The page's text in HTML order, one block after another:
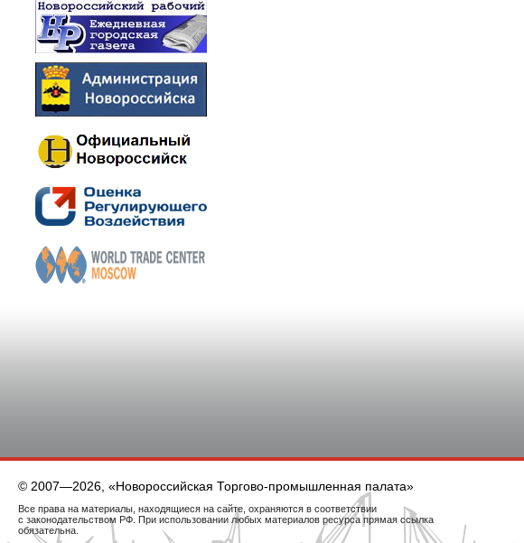
© 2007—2026, «Новороссийская Торгово-промышленная палата»
Все права на материалы, находящиеся на сайте, охраняются в соответствии
с законодательством РФ. При использовании любых материалов ресурса прямая ссылка
обязательна.